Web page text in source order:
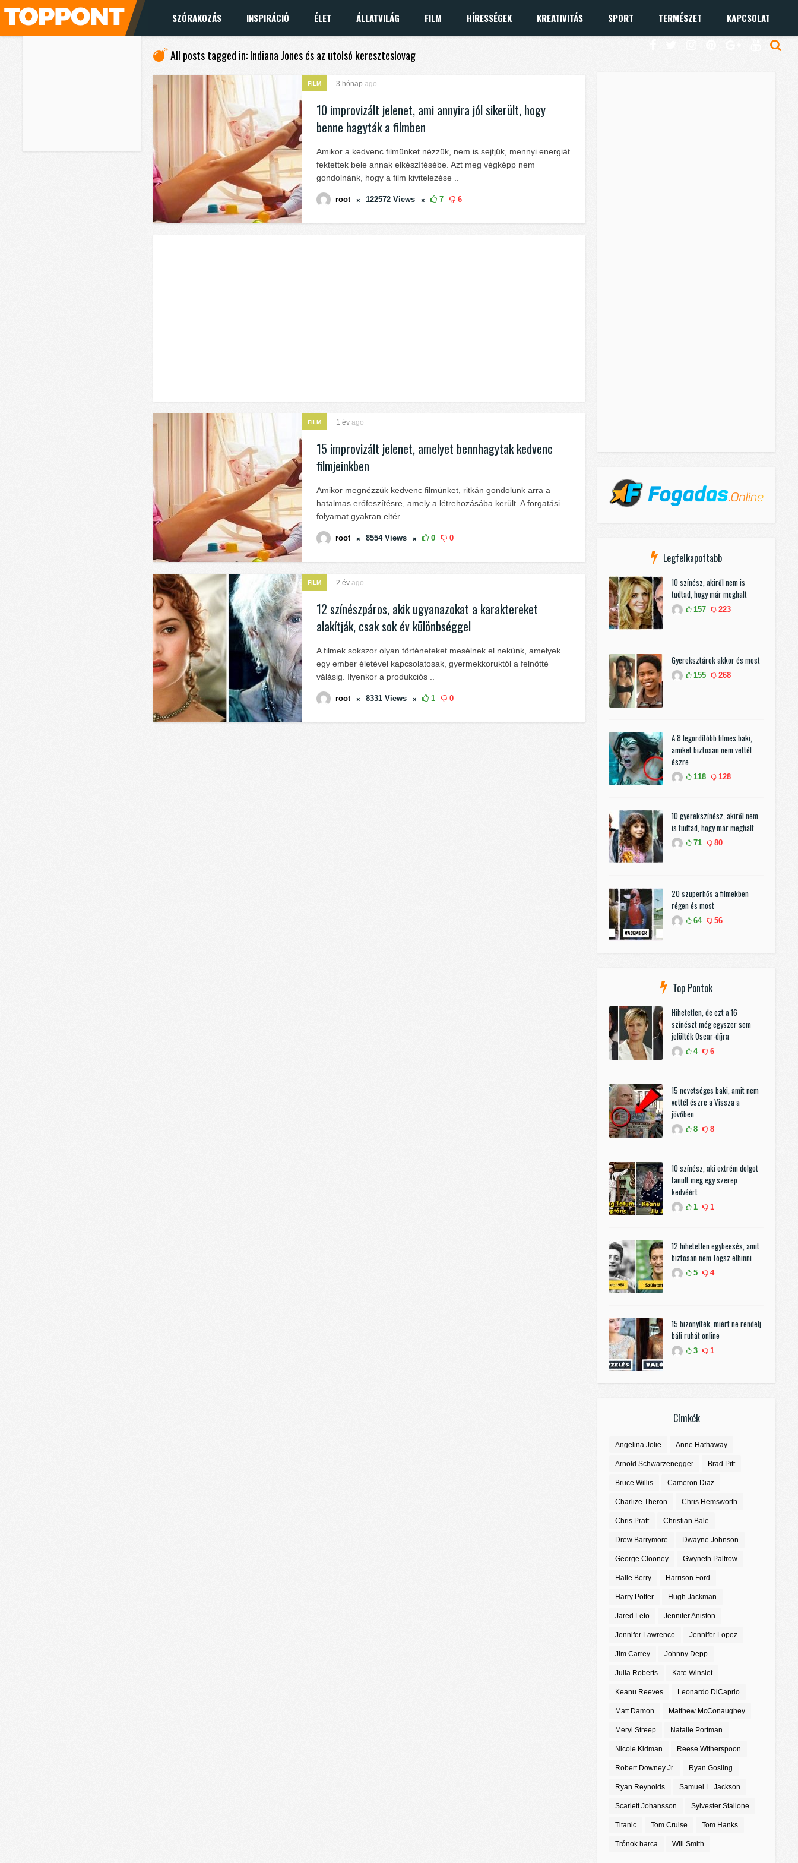
SZÓRAKOZÁS INSPIRÁCIÓ ÉLET ÁLLATVILÁG FILM HÍRESSÉGEK KREATIVITÁS SPORT TERMÉSZET KAPCSOLAT
All posts tagged in: Indiana Jones és az utolsó kereszteslovag
FILM 3 hónap ago
10 improvizált jelenet, ami annyira jól sikerült, hogy
benne hagyták a filmben
Amikor a kedvenc filmünket nézzük, nem is sejtjük, mennyi energiát
fektettek bele annak elkészítésébe. Azt meg végképp nem
gondolnánk, hogy a film kivitelezése ..
root 122572 Views 7 6
FILM 1 év ago
15 improvizált jelenet, amelyet bennhagytak kedvenc
filmjeinkben
Amikor megnézzük kedvenc filmünket, ritkán gondolunk arra a
hatalmas erőfeszítésre, amely a létrehozásába került. A forgatási
folyamat gyakran eltér ..
root 8554 Views 0 0
FILM 2 év ago
12 színészpáros, akik ugyanazokat a karaktereket
alakítják, csak sok év különbséggel
A filmek sokszor olyan történeteket mesélnek el nekünk, amelyek
egy ember életével kapcsolatosak, gyermekkoruktól a felnőtté
válásig. Ilyenkor a produkciós ..
root 8331 Views 1 0
Legfelkapottabb
10 színész, akiről nem is
tudtad, hogy már meghalt
157 223
Gyereksztárok akkor és most
155 268
A 8 legordítóbb filmes baki,
amiket biztosan nem vettél
észre
118 128
10 gyerekszínész, akiről nem
is tudtad, hogy már meghalt
71 80
20 szuperhős a filmekben
régen és most
64 56
Top Pontok
Hihetetlen, de ezt a 16
színészt még egyszer sem
jelölték Oscar-díjra
4 6
15 nevetséges baki, amit nem
vettél észre a Vissza a
jövőben
8 8
10 színész, aki extrém dolgot
tanult meg egy szerep
kedvéért
1 1
12 hihetetlen egybeesés, amit
biztosan nem fogsz elhinni
5 4
15 bizonyíték, miért ne rendelj
báli ruhát online
3 1
Címkék
Angelina Jolie Anne Hathaway
Arnold Schwarzenegger Brad Pitt
Bruce Willis Cameron Diaz
Charlize Theron Chris Hemsworth
Chris Pratt Christian Bale
Drew Barrymore Dwayne Johnson
George Clooney Gwyneth Paltrow
Halle Berry Harrison Ford
Harry Potter Hugh Jackman
Jared Leto Jennifer Aniston
Jennifer Lawrence Jennifer Lopez
Jim Carrey Johnny Depp
Julia Roberts Kate Winslet
Keanu Reeves Leonardo DiCaprio
Matt Damon Matthew McConaughey
Meryl Streep Natalie Portman
Nicole Kidman Reese Witherspoon
Robert Downey Jr. Ryan Gosling
Ryan Reynolds Samuel L. Jackson
Scarlett Johansson Sylvester Stallone
Titanic Tom Cruise Tom Hanks
Trónok harca Will Smith